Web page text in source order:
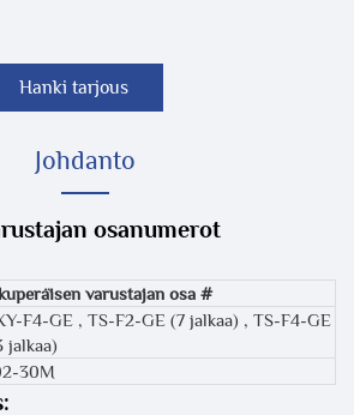
Hanki tarjous
Johdanto
osanumerot
varustajan osa #
F4-GE , TS-F2-GE (7 jalkaa) , TS-F4-GE
jalkaa)
30M